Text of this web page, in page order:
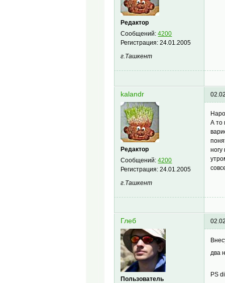
Редактор
Сообщений:4200
Регистрация:24.01.2005
г.Ташкент
kalandr
Редактор
Сообщений:4200
Регистрация:24.01.2005
г.Ташкент
А то
Глеб
Пользователь
два
PS